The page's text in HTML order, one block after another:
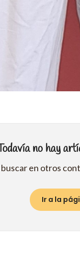
no hay
en otros
Ir a la